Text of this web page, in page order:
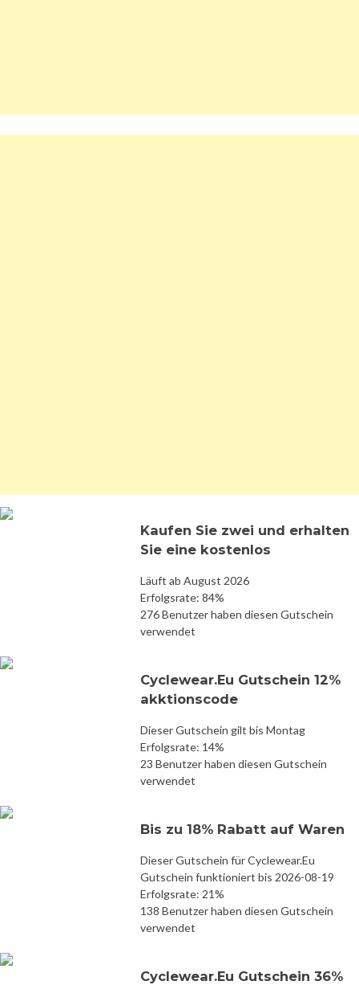
Kaufen Sie zwei und erhalten
Sie eine kostenlos
Läuft ab August 2026
Erfolgsrate: 84%
276 Benutzer haben diesen Gutschein
verwendet
Cyclewear.Eu Gutschein 12%
akktionscode
Dieser Gutschein gilt bis Montag
Erfolgsrate: 14%
23 Benutzer haben diesen Gutschein
verwendet
Bis zu 18% Rabatt auf Waren
Dieser Gutschein für Cyclewear.Eu
Gutschein funktioniert bis 2026-08-19
Erfolgsrate: 21%
138 Benutzer haben diesen Gutschein
verwendet
Cyclewear.Eu Gutschein 36%